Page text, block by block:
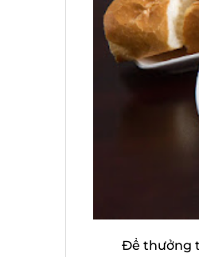
Để thưởng